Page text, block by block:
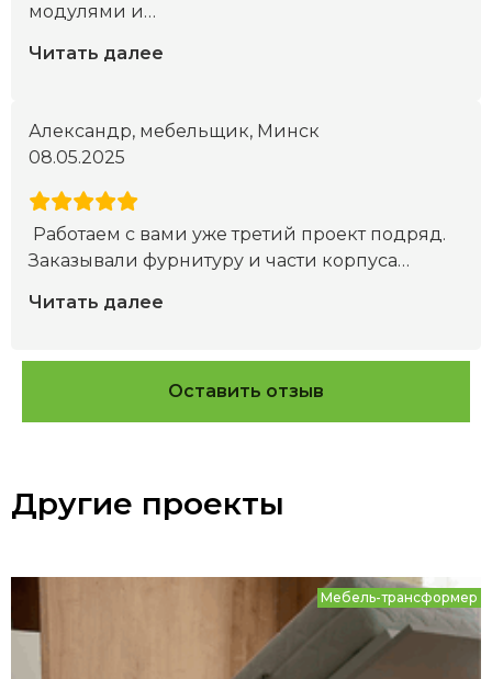
модулями и…
Читать далее
Александр, мебельщик, Минск
08.05.2025
Работаем с вами уже третий проект подряд.
Заказывали фурнитуру и части корпуса…
Читать далее
Оставить отзыв
Другие проекты
Мебель-трансформер